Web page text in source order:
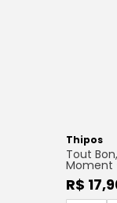
Thipos
Tout
Moment
R$